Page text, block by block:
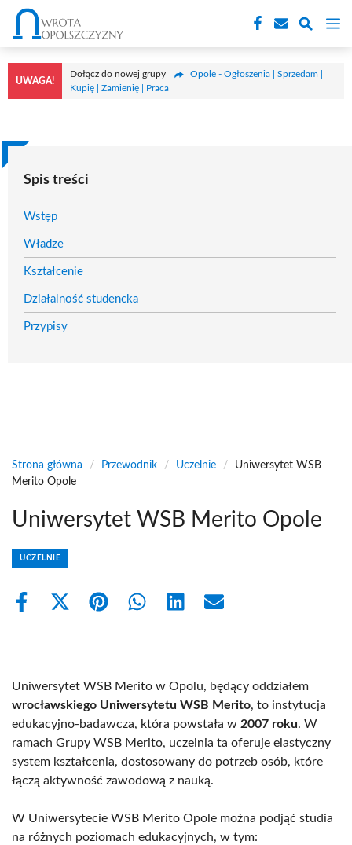
Przejdź
treści
UWAGA!
Dołącz do nowej grupy
Opole - Ogłoszenia | Sprzedam |
Kupię | Zamienię | Praca
Spis treści
Wstęp
Władze
Kształcenie
Działalność studencka
Przypisy
Strona główna / Przewodnik / Uczelnie /
Uniwersytet WSB
Merito Opole
Uniwersytet WSB Merito Opole
UCZELNIE
Share
Share
(Twitter)
Share Share Share Share
Uniwersytet WSB Merito w Opolu, będący oddziałem
wrocławskiego Uniwersytetu WSB Merito, to instytucja
edukacyjno-badawcza, która powstała w 2007 roku. W
ramach Grupy WSB Merito, uczelnia ta oferuje elastyczny
system kształcenia, dostosowany do potrzeb osób, które
łączą aktywność zawodową z nauką.
W Uniwersytecie WSB Merito Opole można podjąć studia
na różnych poziomach edukacyjnych, w tym: